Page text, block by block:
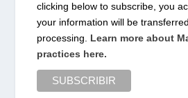
clicking below to subscribe, you
your information will be
processing. Learn more about
practices here.